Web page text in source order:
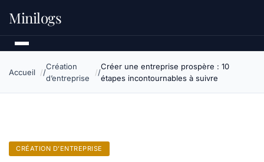
Minilogs
Accueil
Création
d’entreprise
Créer une entreprise prospère : 10
étapes incontournables à suivre
CRÉATION D’ENTREPRISE